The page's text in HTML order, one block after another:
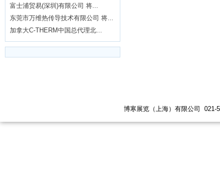
富士浦贸易(深圳)有限公司 将...
东莞市万维热传导技术有限公司 将...
加拿大C-THERM中国总代理北...
博寒展览（上海）有限公司 021-5447 6198